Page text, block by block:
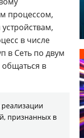
процессом,
в числе
в Сеть по двум
в
признанных в